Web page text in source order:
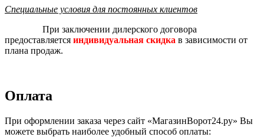
Специальные условия для постоянных клиентов
При заключении дилерского договора
предоставляется индивидуальная скидка в зависимости от
плана продаж.
Оплата
При оформлении заказа через сайт «МагазинВорот24.ру» Вы
можете выбрать наиболее удобный способ оплаты: